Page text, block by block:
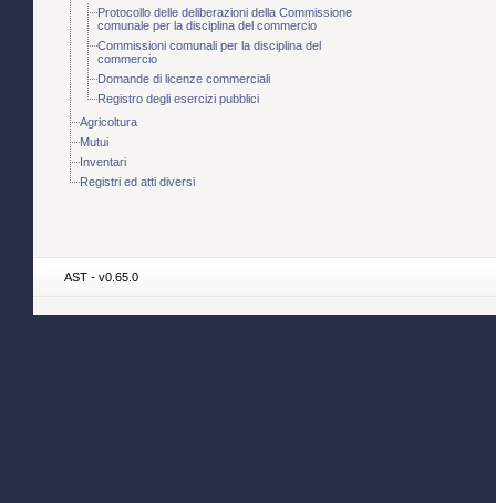
Protocollo delle deliberazioni della Commissione
comunale per la disciplina del commercio
Commissioni comunali per la disciplina del
commercio
Domande di licenze commerciali
Registro degli esercizi pubblici
Agricoltura
Mutui
Inventari
Registri ed atti diversi
AST - v0.65.0